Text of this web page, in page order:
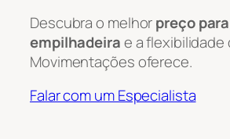
Descubra o melhorpreço
empilhadeirae a flexibilidade
Movimentações oferece.
Falar com um Especialista